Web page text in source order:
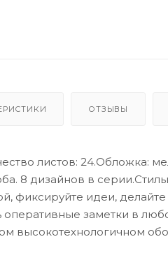
ОТЗЫВЫ
листов: 24.Обложка:
8 дизайнов в
фиксируйте идеи,
оперативные заметки в
высокотехнологичном